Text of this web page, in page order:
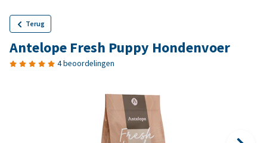
Terug
Antelope Fresh Puppy Hondenvoer
4 beoordelingen